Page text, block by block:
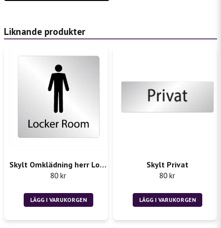
Mejladress
Ja, ni får publicera min fråga
Skicka fråga
Liknande produkter
Skylt Omklädning herr Locker Room
80 kr
LÄGG I VARUKORGEN
Skylt Privat
80 kr
LÄGG I VARUKORGEN